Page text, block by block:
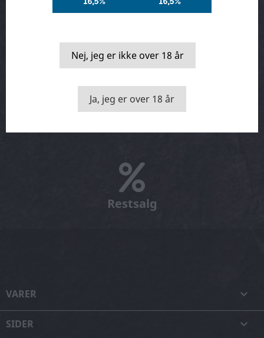
Månedens vin
Restsalg
VARER 
SIDER 
Nej, jeg er ikke over 18 år
Ja, jeg er over 18 år